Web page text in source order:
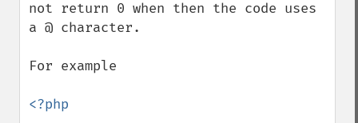
not return 0 when then the code uses
a @ character.
For example
<?php